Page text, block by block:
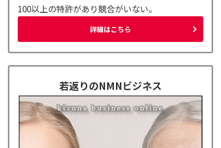
100以上の特許があり競合がいない。
詳細はこちら
若返りのNMNビジネス